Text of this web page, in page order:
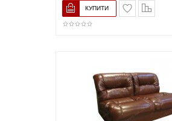
В закладки